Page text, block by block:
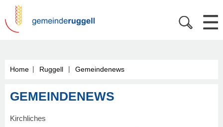
Home | Ruggell | Gemeindenews
GEMEINDENEWS
Kirchliches